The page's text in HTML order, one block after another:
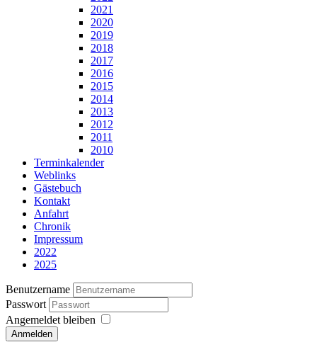
2021
2020
2019
2018
2017
2016
2015
2014
2013
2012
2011
2010
Terminkalender
Weblinks
Gästebuch
Kontakt
Anfahrt
Chronik
Impressum
2022
2025
Benutzername
Passwort
Angemeldet bleiben
Anmelden